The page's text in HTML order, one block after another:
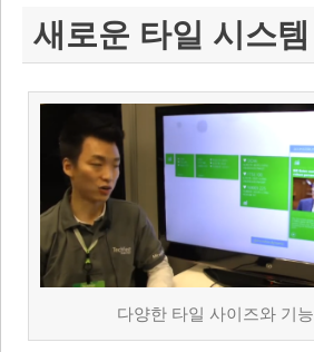
새로운 타일 시스템
다양한 타일 사이즈와 기능